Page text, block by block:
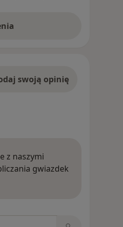
swoją opinię
z naszymi
gwiazdek